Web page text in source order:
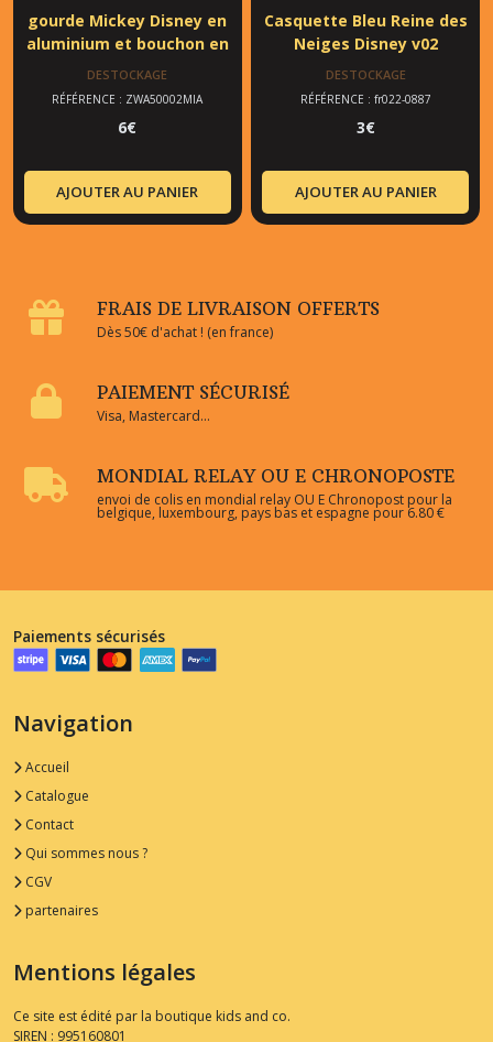
gourde Mickey Disney en
aluminium et bouchon en
mélamine v03
DESTOCKAGE
RÉFÉRENCE : ZWA50002MIA
6€
AJOUTER AU PANIER
Casquette Bleu Reine des
Neiges Disney v02
DESTOCKAGE
RÉFÉRENCE : fr022-0887
3€
AJOUTER AU PANIER
FRAIS DE LIVRAISON OFFERTS
Dès 50€ d'achat ! (en france)
PAIEMENT SÉCURISÉ
Visa, Mastercard...
MONDIAL RELAY OU E CHRONOPOSTE
envoi de colis en mondial relay OU E Chronopost pour la
belgique, luxembourg, pays bas et espagne pour 6.80 €
Paiements sécurisés
Navigation
Accueil
Catalogue
Contact
Qui sommes nous ?
CGV
partenaires
Mentions légales
Ce site est édité par la boutique kids and co.
SIREN : 995160801